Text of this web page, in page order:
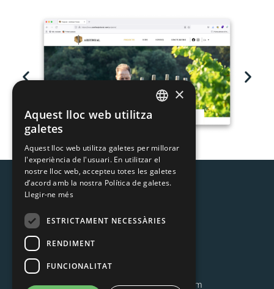
08037 Barcelona
T. 931 575 731 –info@moixo.com
×
Aquest lloc web utilitza
galetes
Aquest lloc web utilitza galetes per millorar
l'experiència de l'usuari. En utilitzar el
nostre lloc web, accepteu totes les galetes
d’acord amb la nostra Política de galetes.
Llegir-ne més
ESTRICTAMENT NECESSÀRIES
RENDIMENT
FUNCIONALITAT